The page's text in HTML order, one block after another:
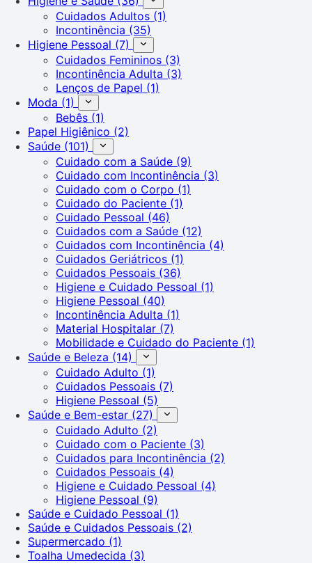
Cuidados Adultos (1)
Incontinência (35)
Higiene Pessoal (7)
Cuidados Femininos (3)
Incontinência Adulta (3)
Lenços de Papel (1)
Moda (1)
Bebês (1)
Papel Higiênico (2)
Saúde (101)
Cuidado com a Saúde (9)
Cuidado com Incontinência (3)
Cuidado com o Corpo (1)
Cuidado do Paciente (1)
Cuidado Pessoal (46)
Cuidados com a Saúde (12)
Cuidados com Incontinência (4)
Cuidados Geriátricos (1)
Cuidados Pessoais (36)
Higiene e Cuidado Pessoal (1)
Higiene Pessoal (40)
Incontinência Adulta (1)
Material Hospitalar (7)
Mobilidade e Cuidado do Paciente (1)
Saúde e Beleza (14)
Cuidado Adulto (1)
Cuidados Pessoais (7)
Higiene Pessoal (5)
Saúde e Bem-estar (27)
Cuidado Adulto (2)
Cuidado com o Paciente (3)
Cuidados para Incontinência (2)
Cuidados Pessoais (4)
Higiene e Cuidado Pessoal (4)
Higiene Pessoal (9)
Saúde e Cuidado Pessoal (1)
Saúde e Cuidados Pessoais (2)
Supermercado (1)
Toalha Umedecida (3)